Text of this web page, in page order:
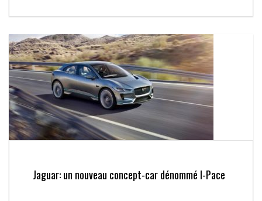
Jaguar: un nouveau concept-car dénommé I-Pace